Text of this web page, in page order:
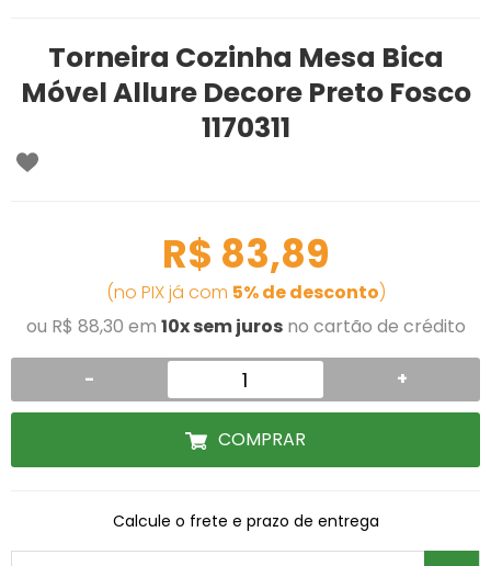
Torneira Cozinha Mesa Bica
Móvel Allure Decore Preto Fosco
1170311
R$ 83,89
(no PIX já com 5% de desconto)
ou R$ 88,30 em 10x sem jurosno cartão de crédito
- +
COMPRAR
Calcule o frete e prazo de entrega